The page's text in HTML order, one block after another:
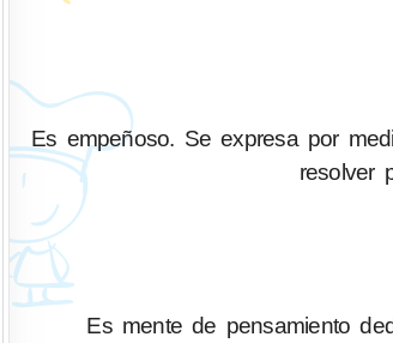
Es empeñoso. Se expresa por
resolver
Es mente de pensamiento